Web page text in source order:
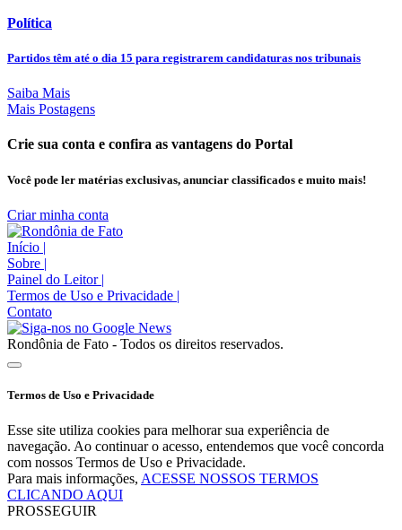
Política
Partidos têm até o dia 15 para registrarem candidaturas nos tribunais
Saiba Mais
Mais Postagens
Crie sua conta e confira as vantagens do Portal
Você pode ler matérias exclusivas, anunciar classificados e muito mais!
Criar minha conta
Início |
Sobre |
Painel do Leitor |
Termos de Uso e Privacidade |
Contato
Rondônia de Fato - Todos os direitos reservados.
Termos de Uso e Privacidade
Esse site utiliza cookies para melhorar sua experiência de
navegação. Ao continuar o acesso, entendemos que você concorda
com nossos Termos de Uso e Privacidade.
Para mais informações, ACESSE NOSSOS TERMOS
CLICANDO AQUI
PROSSEGUIR